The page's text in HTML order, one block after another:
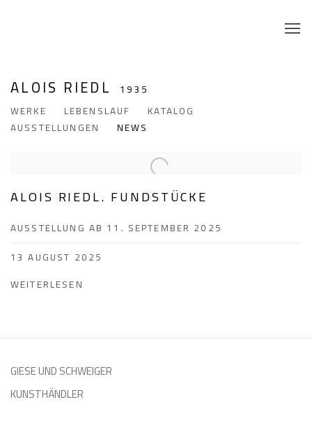
ALOIS RIEDL
1935
WERKE
LEBENSLAUF
KATALOG
AUSSTELLUNGEN
NEWS
ALOIS RIEDL. FUNDSTÜCKE
AUSSTELLUNG AB 11. SEPTEMBER 2025
13 AUGUST 2025
WEITERLESEN
GIESE UND SCHWEIGER
KUNSTHÄNDLER